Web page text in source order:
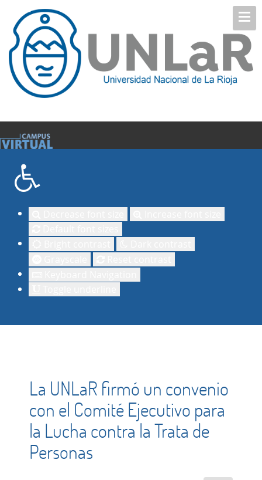
La UNLaR firmó un convenio
con el Comité Ejecutivo para
la Lucha contra la Trata de
Personas